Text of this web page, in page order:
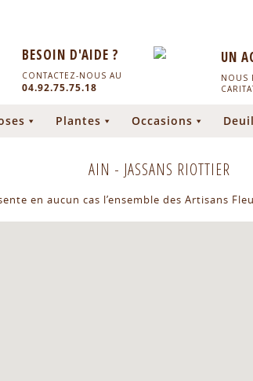
BESOIN D'AIDE ?
CONTACTEZ-NOUS AU
04.92.75.75.18
UN
NOUS
Plantes Occasions Deuil
AIN - JASSANS RIOTTIER
en aucun cas l’ensemble des Artisans